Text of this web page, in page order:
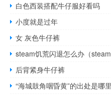
白色西装搭配牛仔服好看吗
小度就是过年
女 灰色牛仔裤
steam饥荒闪退怎么办（steam
后背紧身牛仔裤
“海城鼓角咽昏黄”的出处是哪里